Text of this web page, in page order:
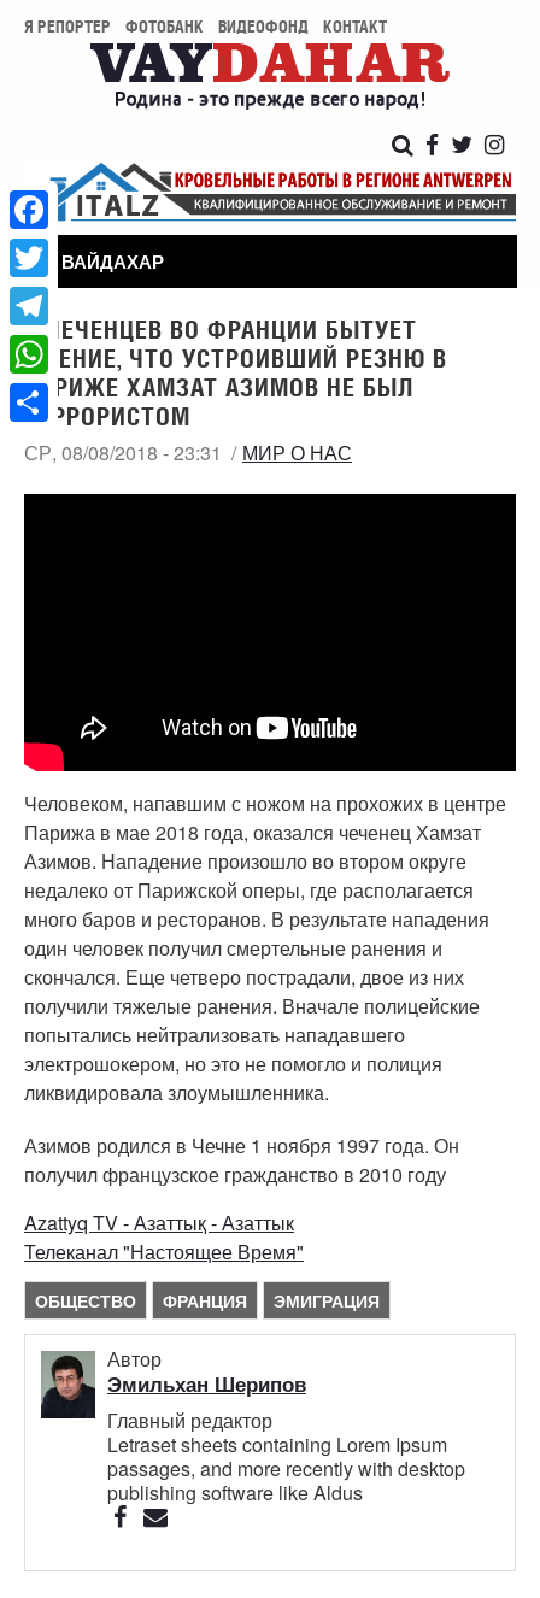
Я РЕПОРТЕР ФОТОБАНК ВИДЕОФОНД КОНТАКТ
ВАЙДАХАР
У ЧЕЧЕНЦЕВ ВО ФРАНЦИИ БЫТУЕТ
МНЕНИЕ, ЧТО УСТРОИВШИЙ РЕЗНЮ В
ПАРИЖЕ ХАМЗАТ АЗИМОВ НЕ БЫЛ
ТЕРРОРИСТОМ
СР, 08/08/2018 - 23:31 МИР О НАС
Человеком, напавшим с ножом на прохожих в центре
Парижа в мае 2018 года, оказался чеченец Хамзат
Азимов. Нападение произошло во втором округе
недалеко от Парижской оперы, где располагается
много баров и ресторанов. В результате нападения
один человек получил смертельные ранения и
скончался. Еще четверо пострадали, двое из них
получили тяжелые ранения. Вначале полицейские
попытались нейтрализовать нападавшего
электрошокером, но это не помогло и полиция
ликвидировала злоумышленника.
Азимов родился в Чечне 1 ноября 1997 года. Он
получил французское гражданство в 2010 году
Azattyq TV - Азаттық - Азаттык
Телеканал "Настоящее Время"
ОБЩЕСТВО ФРАНЦИЯ ЭМИГРАЦИЯ
Автор
Эмильхан Шерипов
Главный редактор
Letraset sheets containing Lorem Ipsum
passages, and more recently with desktop
publishing software like Aldus
Facebook
Twitter
Telegram
WhatsApp
Share